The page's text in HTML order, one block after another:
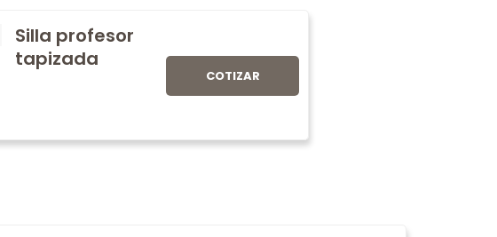
Silla profesor
tapizada
COTIZAR